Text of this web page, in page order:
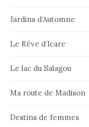
Jardins d’Automne
Le Rêve d’Icare
Le lac du Salagou
Ma route de Madison
Destins de femmes